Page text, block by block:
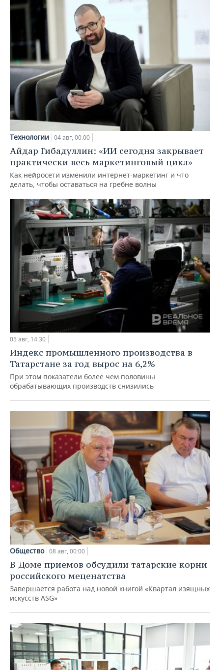
Технологии 04 авг, 00:00
Айдар Гибадуллин: «ИИ сегодня закрывает
практически весь маркетинговый цикл»
Как нейросети изменили интернет-маркетинг и что
делать, чтобы оставаться на гребне волны
05 авг, 14:30
Индекс промышленного производства в
Татарстане за год вырос на 6,2%
При этом показатели более чем половины
обрабатывающих производств снизились
Общество 08 авг, 00:00
В Доме приемов обсудили татарские корни
российского меценатства
Завершается работа над новой книгой «Квартал изящных
искусств ASG»